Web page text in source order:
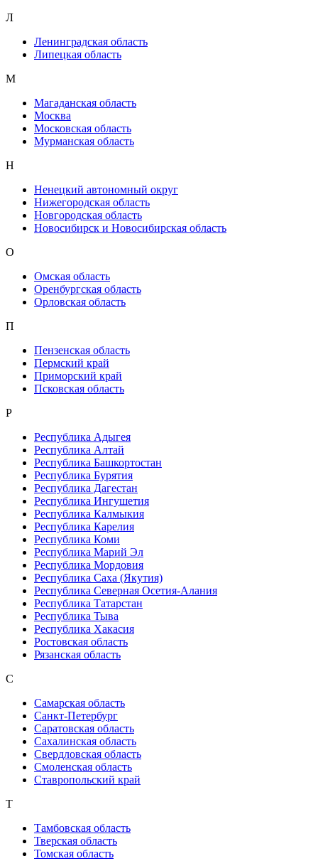
Л
Ленинградская область
Липецкая область
М
Магаданская область
Москва
Московская область
Мурманская область
Н
Ненецкий автономный округ
Нижегородская область
Новгородская область
Новосибирск и Новосибирская область
О
Омская область
Оренбургская область
Орловская область
П
Пензенская область
Пермский край
Приморский край
Псковская область
Р
Республика Адыгея
Республика Алтай
Республика Башкортостан
Республика Бурятия
Республика Дагестан
Республика Ингушетия
Республика Калмыкия
Республика Карелия
Республика Коми
Республика Марий Эл
Республика Мордовия
Республика Саха (Якутия)
Республика Северная Осетия-Алания
Республика Татарстан
Республика Тыва
Республика Хакасия
Ростовская область
Рязанская область
С
Самарская область
Санкт-Петербург
Саратовская область
Сахалинская область
Свердловская область
Смоленская область
Ставропольский край
Т
Тамбовская область
Тверская область
Томская область